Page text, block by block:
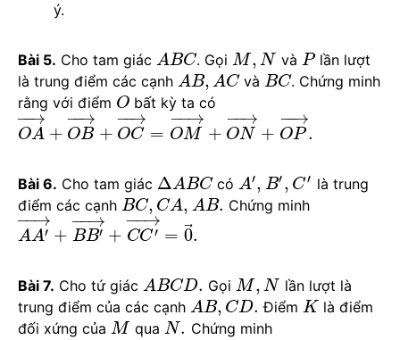
ý.
Bài 5. Cho tam giác ABC. GọiM, N và Plần lượt
là trung điểm các cạnh AB, AC vàBC. Chứng minh
rằng với điểm O bất kỳ ta có
OA
−→
−
+ OB
−→
−
+ OC
−→
−
= OM
−→
−
+ ON
−→
−
+ OP
−→
−
.
Bài 6. Cho tam giác ΔABCcó A′, B′, C′ là trung
điểm các cạnh BC, CA, AB. Chứng minh
AA′
−→
−
+ BB′
−→
−
+ CC′
−→
−
= 0.
Bài 7. Cho tứ giác ABCD. GọiM, N lần lượt là
trung điểm của các cạnh AB, CD. ĐiểmK là điểm
đối xứng của M quaN. Chứng minh